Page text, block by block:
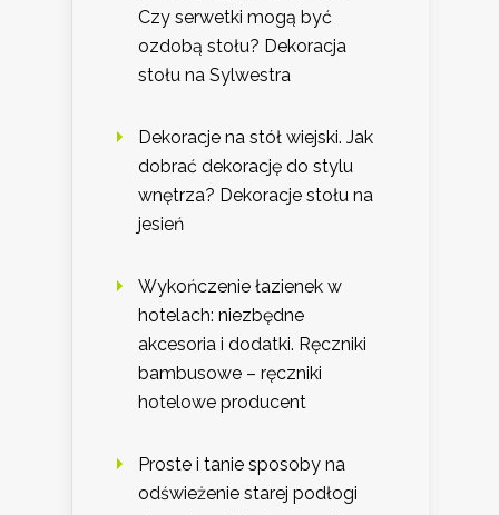
Czy serwetki mogą być
ozdobą stołu? Dekoracja
stołu na Sylwestra
Dekoracje na stół wiejski. Jak
dobrać dekorację do stylu
wnętrza? Dekoracje stołu na
jesień
Wykończenie łazienek w
hotelach: niezbędne
akcesoria i dodatki. Ręczniki
bambusowe – ręczniki
hotelowe producent
Proste i tanie sposoby na
odświeżenie starej podłogi